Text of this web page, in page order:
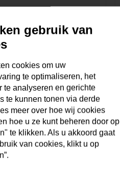
99,95
gebruik van
cookies om uw
te optimaliseren, het
te analyseren en gerichte
te kunnen tonen via derde
meer over hoe wij cookies
hoe u ze kunt beheren door op
te klikken. Als u akkoord gaat
van cookies, klikt u op